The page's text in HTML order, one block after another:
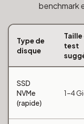
benchmark
Type de
disque
Taille
test
SSD
NVMe
(rapide)
1–4